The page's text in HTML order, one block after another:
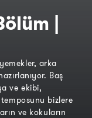
|
arka
Baş
ve ekibi,
bizlere
ve kokuların